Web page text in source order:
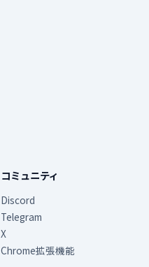
コミュニティ
Discord
Telegram
X
Chrome拡張機能